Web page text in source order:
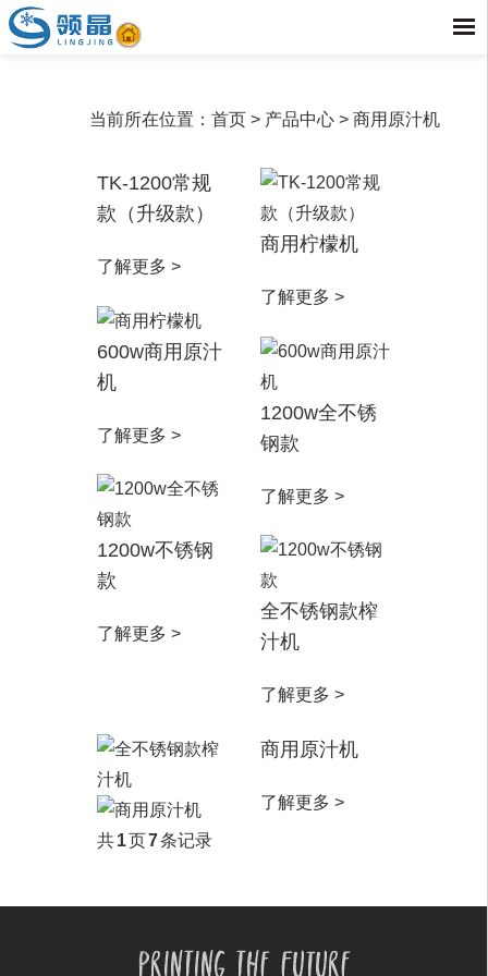
当前所在位置： 首页 > 产品中心 > 商用原汁机
TK-1200常规
款（升级款）
了解更多 >
商用柠檬机
了解更多 >
600w商用原汁
机
了解更多 >
1200w全不锈
钢款
了解更多 >
1200w不锈钢
款
了解更多 >
全不锈钢款榨
汁机
了解更多 >
商用原汁机
了解更多 >
共 1页7条记录